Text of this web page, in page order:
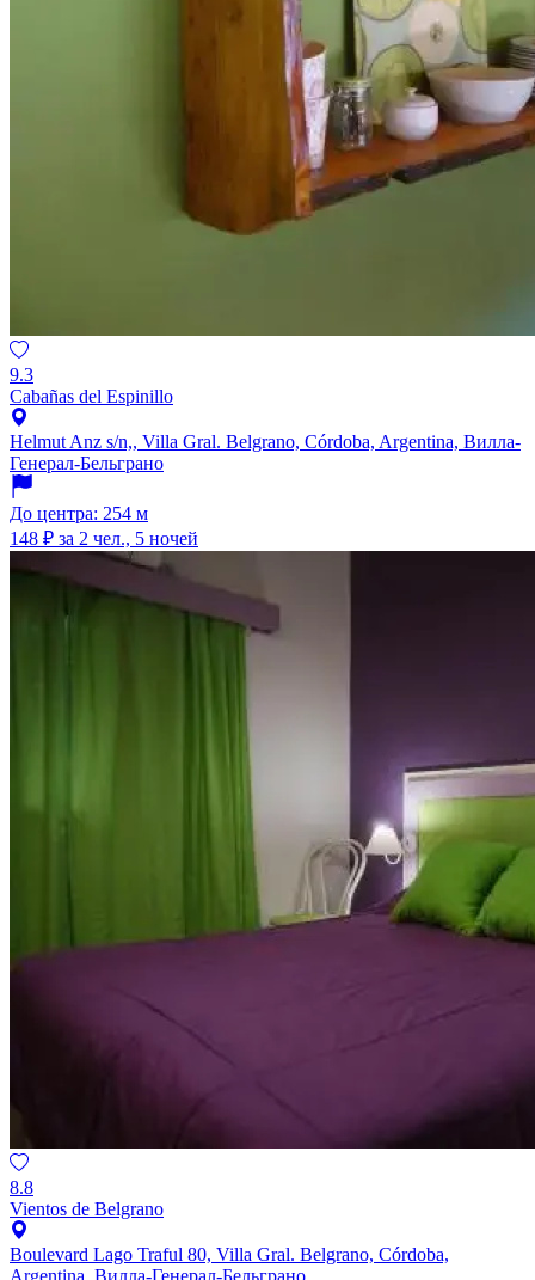
9.3
Cabañas del Espinillo
Helmut Anz s/n,, Villa Gral. Belgrano, Córdoba, Argentina, Вилла-
Генерал-Бельграно
До центра: 254 м
148 ₽ за 2 чел., 5 ночей
8.8
Vientos de Belgrano
Boulevard Lago Traful 80, Villa Gral. Belgrano, Córdoba,